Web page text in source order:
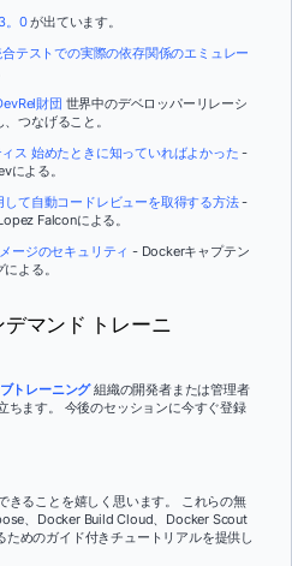
。0が出ています。
テストでの実際の依存関係のエミュレー
財団 世界中のデベロッパーリレーシ
つなげること。
ス 始めたときに知っていればよかった -
による。
て自動コードレビューを取得する方法-
Falconによる。
ージのセキュリティ - Dockerキャプテン
よる。
マンド トレーニ
トレーニング組織の開発者または管理者
ちます。 今後のセッションに今すぐ登録
きることを嬉しく思います。 これらの無
、Docker Build Cloud、Docker Scout
めのガイド付きチュートリアルを提供し